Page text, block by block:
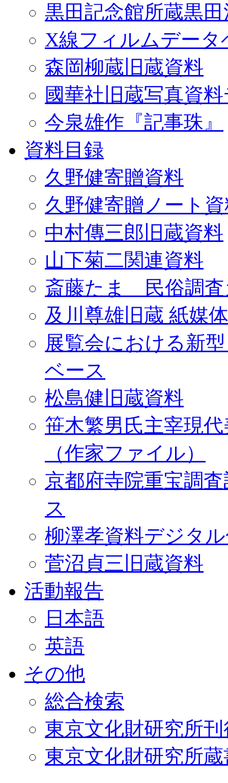
黒田記念館所蔵黒
X線フィルムデータ
森岡柳蔵旧蔵資料
國華社旧蔵写真資
今泉雄作『記事珠』
資料目録
久野健寄贈資料
久野健寄贈ノート
中村傳三郎旧蔵資料
山下菊二関連資料
斎藤たま 民俗調査
及川尊雄旧蔵 紙媒
展覧会における新
ベース
松島健旧蔵資料
笹木繁男氏主宰現
（作家ファイル）
京都府寺院重宝調
ス
柳澤孝資料デジタ
菅沼貞三旧蔵資料
活動報告
日本語
英語
その他
総合検索
東京文化財研究所
東京文化財研究所